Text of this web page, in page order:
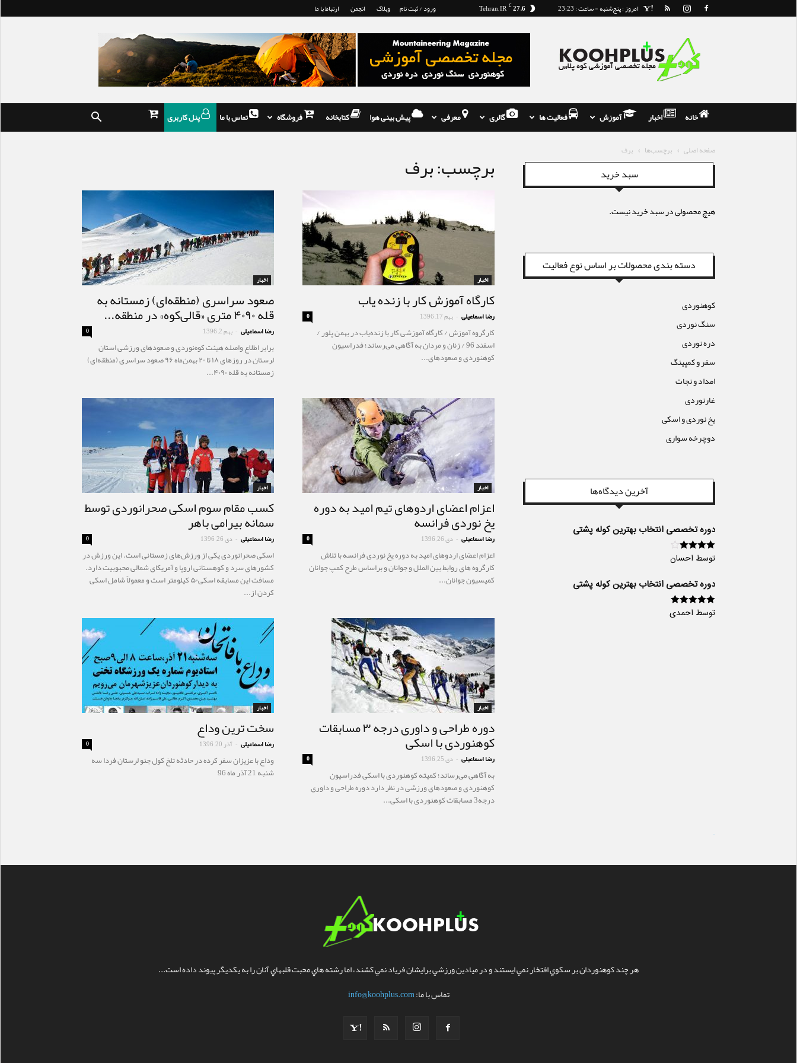
27.6
C
Tehran, IR امروز : پنج‌شنبه - ساعت : 23:23 ورود / ثبت نام وبلاگ انجمن ارتباط با ما
مجله
و
فروشگاه
تخصصی
نوردی
خانه اخبار آموزش فعالیت ها گالری معرفی پیش بینی هوا کتابخانه فروشگاه تماس با ما پنل کاربری
صفحه اصلی برچسب‌ها برف برچسب: برف
اخبار
کارگاه آموزش کار با زنده یاب
رضا اسماعیلی - بهم 17, 1396 0
کارگروه آموزش / کارگاه آموزشی کار با زنده‌یاب در بهمن پلور /
اسفند 96 / زنان و مردان به آگاهی می‌رساند؛ فدراسیون
کوهنوردی و صعودهای...
اخبار
صعود سراسری (منطقه‌ای) زمستانه به
قله ۴۰۹۰ متری «قالی‌کوه» در منطقه...
رضا اسماعیلی - بهم 2, 1396 0
برابر اطلاع واصله هیئت کوه‌نوردی و صعودهای ورزشی استان
لرستان در روزهای ۱۸ تا ۲۰ بهمن‌ماه ۹۶ صعود سراسری (منطقه‌ای)
زمستانه به قله ۴۰۹۰...
اخبار
اعزام اعضای اردوهای تیم امید به دوره
یخ نوردی فرانسه
رضا اسماعیلی - دی 26, 1396 0
اعزام اعضای اردوهای امید به دوره یخ نوردی فرانسه با تلاش
کارگروه های روابط بین الملل و جوانان و براساس طرح کمپ جوانان
کمیسیون جوانان...
اخبار
کسب مقام سوم اسکی صحرانوردی توسط
سمانه بیرامی باهر
رضا اسماعیلی - دی 26, 1396 0
اسکی صحرانوردی یکی از ورزش‌های زمستانی است. این ورزش در
کشورهای سرد و کوهستانی اروپا و آمریکای شمالی محبوبیت دارد.
مسافت این مسابقه اسکی۵۰ کیلومتر است و معمولاً شامل اسکی
کردن از...
اخبار
دوره طراحی و داوری درجه ۳ مسابقات
کوهنوردی با اسکی
رضا اسماعیلی - دی 25, 1396 0
به آگاهی می‌رساند؛ کميته کوهنوردی با اسکی فدراسیون
کوهنوردی و صعودهای ورزشی در نظر دارد دوره طراحی و داوری
درجه3 مسابقات کوهنوردی با اسکی...
اخبار
سخت ترین وداع
رضا اسماعیلی - آذر 20, 1396 0
وداع با عزیزان سفر کرده در حادثه تلخ کول جنو لرستان فردا سه
شنبه 21 آذر ماه 96
سبد خرید
هیچ محصولی در سبد خرید نیست.
دسته بندی محصولات بر اساس نوع فعالیت
کوهنوردی
سنگ نوردی
دره نوردی
سفر و کمپینگ
امداد و نجات
غارنوردی
یخ نوردی و اسکی
دوچرخه سواری
آخرین دیدگاه‌ها
دوره تخصصی انتخاب بهترین کوله پشتی
امتیاز 4از
توسط احسان
دوره تخصصی انتخاب بهترین کوله پشتی
امتیاز 5از 5
توسط احمدی
هر چند کوهنوردان بر سکوي افتخار نمي ايستند و در ميادين ورزشي برايشان فرياد نمي کشند، اما رشته هاي محبت قلبهاي آنان را به يکديگر پيوند داده است...
تماس با ما:info@koohplus.com